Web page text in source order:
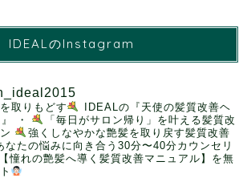
IDEALのInstagram
取りもどす
IDEALの『天使の髪質改善ヘ
』 ・
「毎日がサロン帰り」を叶える髪質改
強くしなやかな艶髪を取り戻す髪質改善
なたの悩みに向き合う30分〜40分カウンセリ
【憧れの艶髪へ導く髪質改善マニュアル】を無